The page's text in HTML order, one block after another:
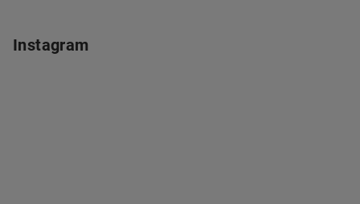
Instagram